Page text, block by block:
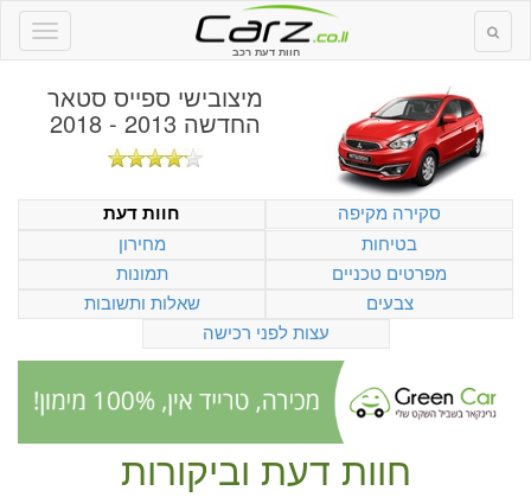
חוות דעת רכב
מיצובישי ספייס סטאר
החדשה 2013 - 2018
סקירה מקיפה
חוות דעת
בטיחות
מחירון
מפרטים טכניים
תמונות
צבעים
שאלות ותשובות
עצות לפני רכישה
חוות דעת וביקורות